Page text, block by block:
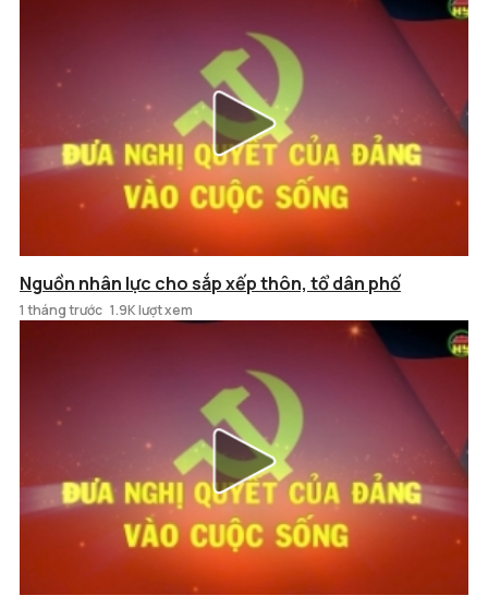
Nguồn nhân lực cho sắp xếp thôn, tổ dân phố
1 tháng trước 1.9K lượt xem